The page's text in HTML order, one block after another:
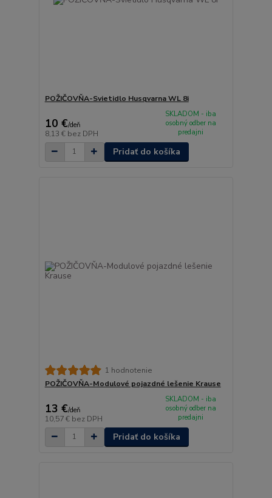
POŽIČOVŇA-Svietidlo Husqvarna WL 8i
10 €/deň
8,13 € bez DPH
SKLADOM - iba
osobný odber na
predajni
Pridať do košíka
1 hodnotenie
POŽIČOVŇA-Modulové pojazdné lešenie Krause
13 €/deň
10,57 € bez DPH
SKLADOM - iba
osobný odber na
predajni
Pridať do košíka